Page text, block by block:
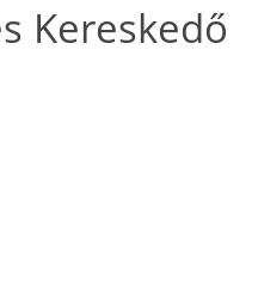
Kereskedő